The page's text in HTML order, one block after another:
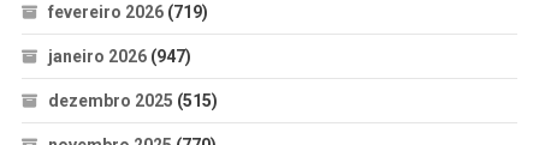
fevereiro 2026(719)
janeiro 2026(947)
dezembro 2025 (515)